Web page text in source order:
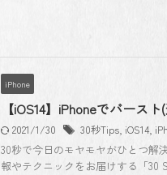
iPhone
【iOS14】iPhoneでバース
2021/1/30 30秒Tips iOS14
30秒で今日のモヤモヤがひとつ解
報やテクニックをお届けする「30